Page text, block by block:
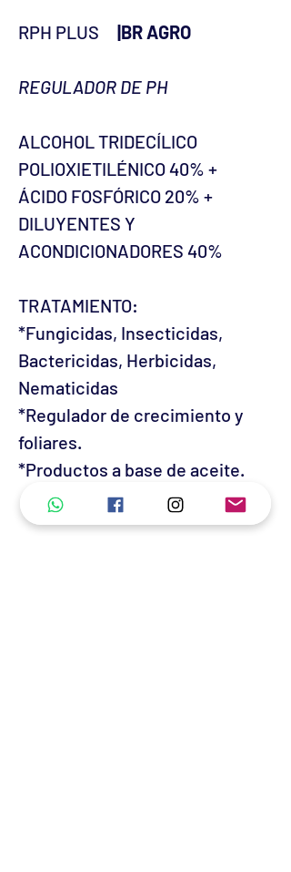
RPH PLUS |BR AGRO
REGULADOR DE PH
ALCOHOL TRIDECÍLICO
POLIOXIETILÉNICO 40% +
ÁCIDO FOSFÓRICO 20% +
DILUYENTES Y
ACONDICIONADORES 40%
TRATAMIENTO:
*Fungicidas, Insecticidas,
Bactericidas, Herbicidas,
Nematicidas
*Regulador de crecimiento y
foliares.
*Productos a base de aceite.